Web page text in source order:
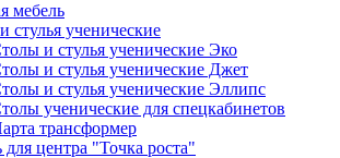
мебель
стулья ученические
и стулья ученические Эко
и стулья ученические Джет
и стулья ученические Эллипс
ученические для спецкабинетов
трансформер
центра "Точка роста"